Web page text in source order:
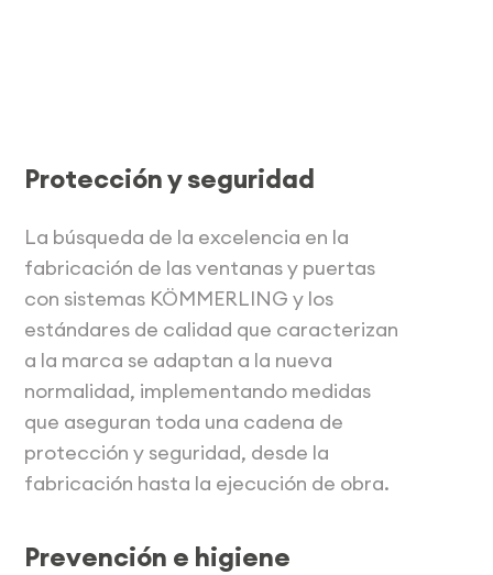
Protección y seguridad
La búsqueda de la excelencia en la
fabricación de las ventanas y puertas
con sistemas KÖMMERLING y los
estándares de calidad que caracterizan
a la marca se adaptan a la nueva
normalidad, implementando medidas
que aseguran toda una cadena de
protección y seguridad, desde la
fabricación hasta la ejecución de obra.
Prevención e higiene